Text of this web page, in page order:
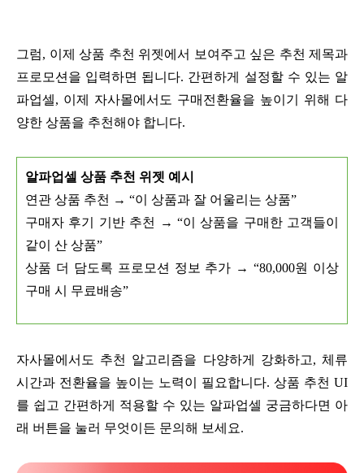
그럼, 이제 상품 추천 위젯에서 보여주고 싶은 추천 제목과
프로모션을 입력하면 됩니다. 간편하게 설정할 수 있는 알
파업셀, 이제 자사몰에서도 구매전환율을 높이기 위해 다
양한 상품을 추천해야 합니다.
알파업셀 상품 추천 위젯 예시
연관 상품 추천 → “이 상품과 잘 어울리는 상품”
구매자 후기 기반 추천 → “이 상품을 구매한 고객들이
같이 산 상품”
상품 더 담도록 프로모션 정보 추가 → “80,000원 이상
구매 시 무료배송”
자사몰에서도 추천 알고리즘을 다양하게 강화하고, 체류
시간과 전환율을 높이는 노력이 필요합니다. 상품 추천 UI
를 쉽고 간편하게 적용할 수 있는 알파업셀 궁금하다면 아
래 버튼을 눌러 무엇이든 문의해 보세요.